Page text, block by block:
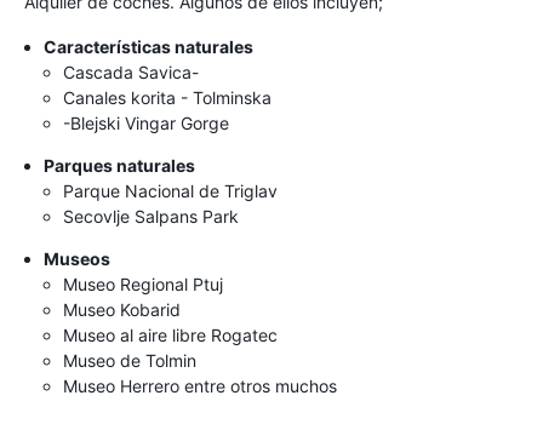
Características naturales
Cascada Savica-
Canales korita - Tolminska
-Blejski Vingar Gorge
Parques naturales
Parque Nacional de Triglav
Secovlje Salpans Park
Museos
Museo Regional Ptuj
Museo Kobarid
Museo al aire libre Rogatec
Museo de Tolmin
Museo Herrero entre otros muchos